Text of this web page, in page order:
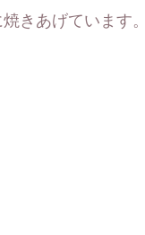
きあげています。